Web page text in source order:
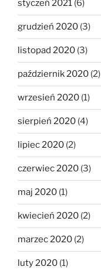
styczeń 2021 (6)
grudzień 2020 (3)
listopad 2020 (3)
październik 2020 (2)
wrzesień 2020 (1)
sierpień 2020 (4)
lipiec 2020 (2)
czerwiec 2020 (3)
maj 2020 (1)
kwiecień 2020 (2)
marzec 2020 (2)
luty 2020 (1)